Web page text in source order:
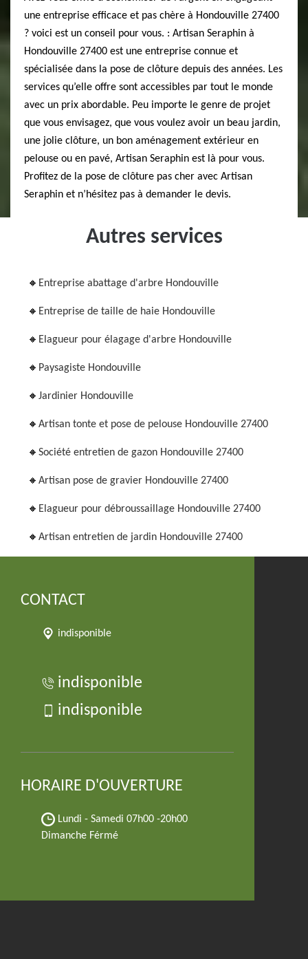
une entreprise efficace et pas chère à Hondouville 27400
? voici est un conseil pour vous. : Artisan Seraphin à
Hondouville 27400 est une entreprise connue et
spécialisée dans la pose de clôture depuis des années. Les
services qu’elle offre sont accessibles par tout le monde
avec un prix abordable. Peu importe le genre de projet
que vous envisagez, que vous voulez avoir un beau jardin,
une jolie clôture, un bon aménagement extérieur en
pelouse ou en pavé, Artisan Seraphin est là pour vous.
Profitez de la pose de clôture pas cher avec Artisan
Seraphin et n’hésitez pas à demander le devis.
Autres services
Entreprise abattage d'arbre Hondouville
Entreprise de taille de haie Hondouville
Elagueur pour élagage d'arbre Hondouville
Paysagiste Hondouville
Jardinier Hondouville
Artisan tonte et pose de pelouse Hondouville 27400
Société entretien de gazon Hondouville 27400
Artisan pose de gravier Hondouville 27400
Elagueur pour débroussaillage Hondouville 27400
Artisan entretien de jardin Hondouville 27400
CONTACT
indisponible
indisponible
indisponible
HORAIRE D'OUVERTURE
Lundi - Samedi 07h00 -20h00
Dimanche Férmé